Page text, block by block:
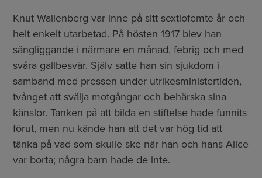
Knut Wallenberg var inne på sitt sextiofemte år och
helt enkelt utarbetad. På hösten 1917 blev han
sängliggande i närmare en månad, febrig och med
svåra gallbesvär. Själv satte han sin sjukdom i
samband med pressen under utrikesministertiden,
tvånget att svälja motgångar och behärska sina
känslor. Tanken på att bilda en stiftelse hade funnits
förut, men nu kände han att det var hög tid att
tänka på vad som skulle ske när han och hans Alice
var borta; några barn hade de inte.